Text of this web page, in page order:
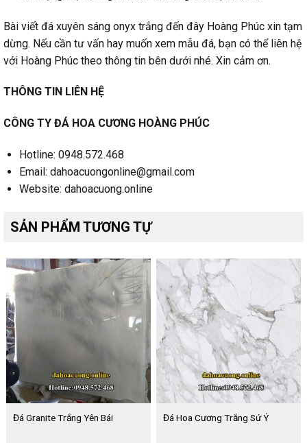
Bài viết đá xuyên sáng onyx trắng đến đây Hoàng Phúc xin tạm
dừng. Nếu cần tư vấn hay muốn xem mẫu đá, bạn có thể liên hệ
với Hoàng Phúc theo thông tin bên dưới nhé. Xin cảm ơn.
THÔNG TIN LIÊN HỆ
CÔNG TY ĐÁ HOA CƯƠNG HOÀNG PHÚC
Hotline: 0948.572.468
Email: dahoacuongonline@gmail.com
Website: dahoacuong.online
SẢN PHẨM TƯƠNG TỰ
Đá Granite Trắng Yên Bái Đá Hoa Cương Trắng Sứ Ý